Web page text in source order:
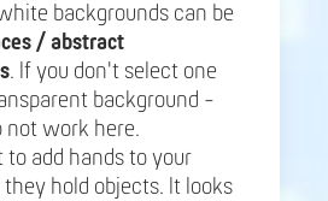
backgrounds can be
/ abstract
. If you don't select one
background -
not work here.
to add hands to your
hold objects. It looks